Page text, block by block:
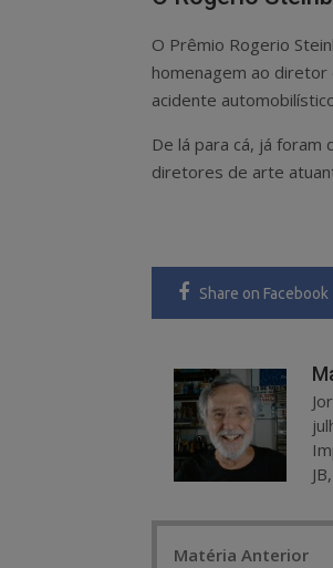
O Prêmio Rogerio
homenagem ao diretor
acidente
De lá para cá, já
diretores de arte
Share on Facebook
Matéria Anterior